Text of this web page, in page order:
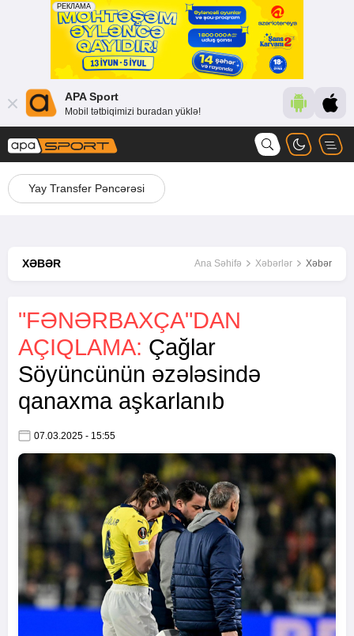
APA Sport
Mobil tətbiqimizi buradan yüklə!
Yay Transfer Pəncərəsi
XƏBƏR Ana Səhifə Xəbərlər Xəbər
"FƏNƏRBAXÇA"DAN
AÇIQLAMA: Çağlar
Söyüncünün əzələsində
qanaxma aşkarlanıb
07.03.2025 - 15:55